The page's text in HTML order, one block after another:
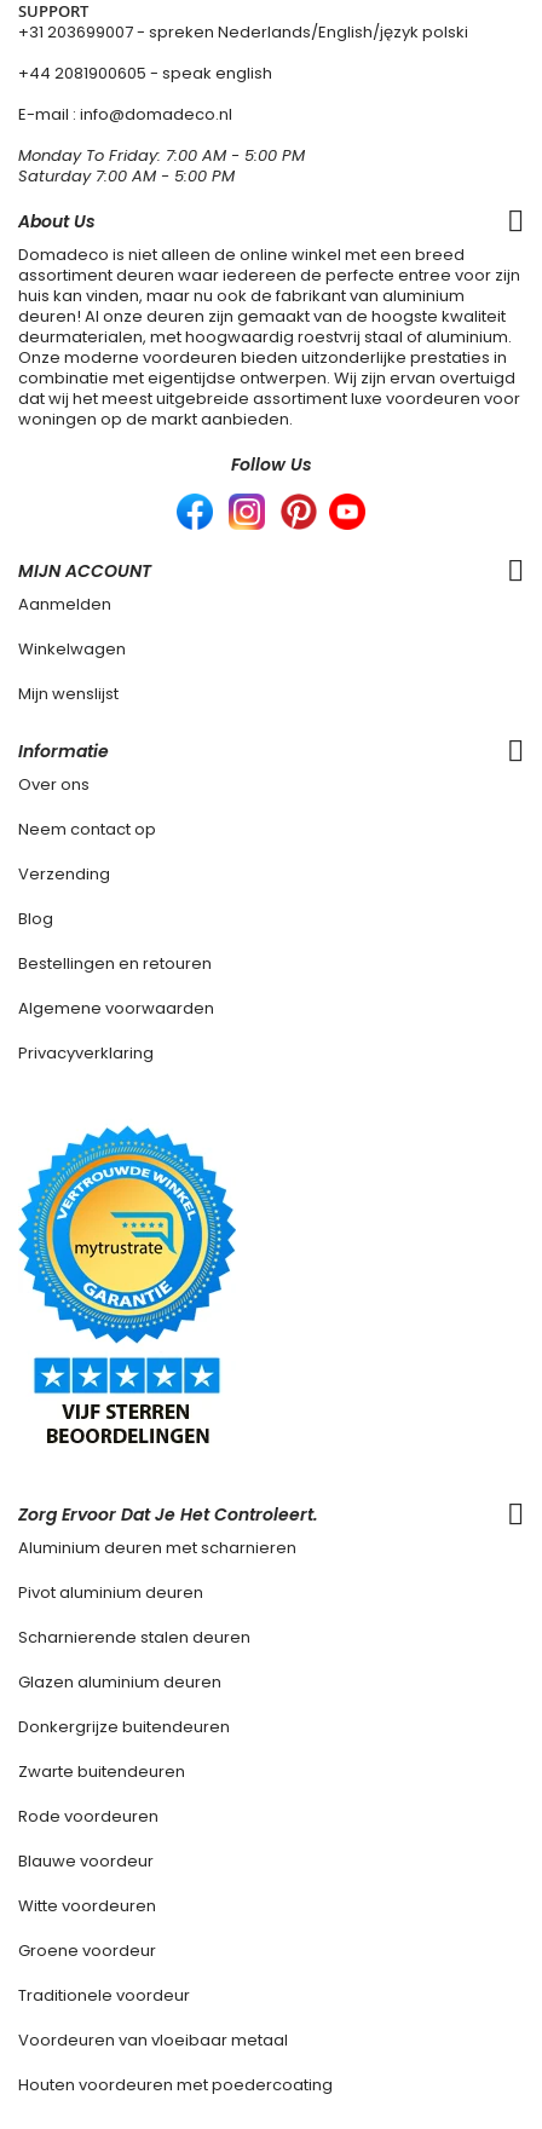
SUPPORT
+31 203699007- spreken Nederlands/English/język polski
+44 2081900605 - speak english
E-mail : info@domadeco.nl
Monday To Friday: 7:00 AM - 5:00 PM
Saturday 7:00 AM - 5:00 PM
About Us
Domadeco is niet alleen de online winkel met een breed
assortiment deuren waar iedereen de perfecte entree voor zijn
huis kan vinden, maar nu ook de fabrikant van aluminium
deuren! Al onze deuren zijn gemaakt van de hoogste kwaliteit
deurmaterialen, met hoogwaardig roestvrij staal of aluminium.
Onze moderne voordeuren bieden uitzonderlijke prestaties in
combinatie met eigentijdse ontwerpen. Wij zijn ervan overtuigd
dat wij het meest uitgebreide assortiment luxe voordeuren voor
woningen op de markt aanbieden.
Follow Us
MIJN ACCOUNT
Aanmelden
Winkelwagen
Mijn wenslijst
Informatie
Over ons
Neem contact op
Verzending
Blog
Bestellingen en retouren
Algemene voorwaarden
Privacyverklaring
Zorg Ervoor Dat Je Het Controleert.
Aluminium deuren met scharnieren
Pivot aluminium deuren
Scharnierende stalen deuren
Glazen aluminium deuren
Donkergrijze buitendeuren
Zwarte buitendeuren
Rode voordeuren
Blauwe voordeur
Witte voordeuren
Groene voordeur
Traditionele voordeur
Voordeuren van vloeibaar metaal
Houten voordeuren met poedercoating